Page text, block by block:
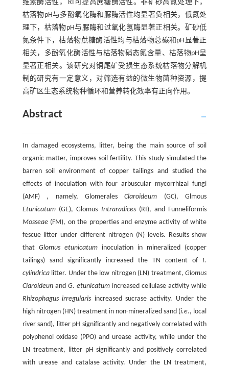
维素酶活性， RI可提高蔗糖酶活性。非矿砂高氮处理下，
枯落物pH与多酚氧化酶和脲酶活性均显著负相关，低氮处
理下，枯落物pH与脲酶和过氧化氢酶显著正相关。矿砂低
氮条件下，枯落物蔗糖酶活性均与枯落物总碳和pH显著正
相关，多酚氧化酶活性与枯落物硝态氮含量、枯落物pH呈
显著正相关。该研究对铜尾矿受损生态系统枯落物分解机
制的研究有一定意义，对筛选有益的微生物菌种资源，提
高矿区生态系统物种循环和营养转化效率有正向作用。
Abstract
In damaged ecosystems, litter, being the main source of soil
organic matter, improves soil fertility. This study simulated the
barren soil environment of copper tailings and studied the
effects of inoculation with four arbuscular mycorrhizal fungi
(AMF) , namely, GlomeralesClaroideum (GC), Glmous
Etunicatum(GE), Glomus Intraradices(RI), and Funneliformis
Mosseae(FM), on the properties and enzyme activity of white
fescue litter under different nitrogen (N) levels. Results show
that Glomus etunicatuminoculation in mineralized (copper
tailings) sand significantly increased the TN content ofI.
cylindricalitter. Under the low nitrogen (LN) treatment,Glomus
Claroideunand G. etunicatumincreased cellulase activity while
Rhizophagus irregularis increased sucrase activity. Under the
high nitrogen (HN) treatment in non-mineralized sand (i.e., local
river sand), litter pH significantly and negatively correlated with
polyphenol oxidase (PPO) and urease activity, while under the
LN treatment, litter pH significantly and positively correlated
with urease and catalase activity. Under the LN treatment,